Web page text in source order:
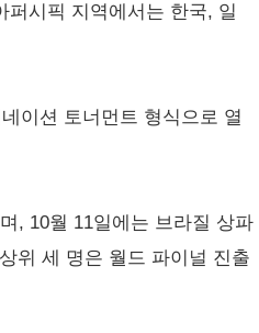
시픽 지역에서는 한국, 일
이션 토너먼트 형식으로 열
, 10월 11일에는 브라질 상파
위 세 명은 월드 파이널 진출